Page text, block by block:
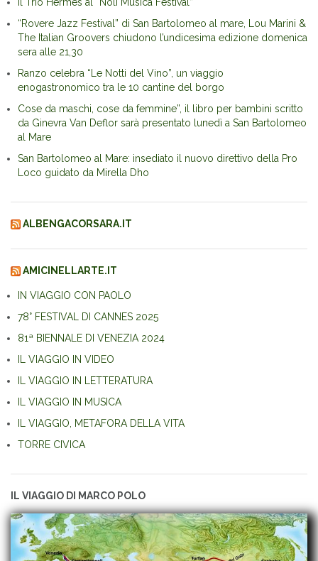
“Rovere Jazz Festival” di San Bartolomeo al mare, Lou Marini &
The Italian Groovers chiudono l’undicesima edizione domenica
sera alle 21,30
Ranzo celebra “Le Notti del Vino”, un viaggio
enogastronomico tra le 10 cantine del borgo
Cose da maschi, cose da femmine”, il libro per bambini scritto
da Ginevra Van Deflor sarà presentato lunedì a San Bartolomeo
al Mare
San Bartolomeo al Mare: insediato il nuovo direttivo della Pro
Loco guidato da Mirella Dho
ALBENGACORSARA.IT
AMICINELLARTE.IT
IN VIAGGIO CON PAOLO
78° FESTIVAL DI CANNES 2025
81ª BIENNALE DI VENEZIA 2024
IL VIAGGIO IN VIDEO
IL VIAGGIO IN LETTERATURA
IL VIAGGIO IN MUSICA
IL VIAGGIO, METAFORA DELLA VITA
TORRE CIVICA
IL VIAGGIO DI MARCO POLO